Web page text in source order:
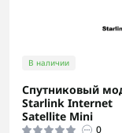
В наличии
Спутниковый
Starlink Internet
Satellite Mini
0